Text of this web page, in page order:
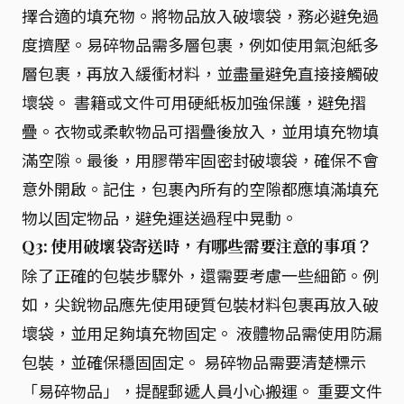
擇合適的填充物。將物品放入破壞袋，務必避免過
度擠壓。易碎物品需多層包裹，例如使用氣泡紙多
層包裹，再放入緩衝材料，並盡量避免直接接觸破
壞袋。 書籍或文件可用硬紙板加強保護，避免摺
疊。衣物或柔軟物品可摺疊後放入，並用填充物填
滿空隙。最後，用膠帶牢固密封破壞袋，確保不會
意外開啟。記住，包裹內所有的空隙都應填滿填充
物以固定物品，避免運送過程中晃動。
Q3: 使用破壞袋寄送時，有哪些需要注意的事項？
除了正確的包裝步驟外，還需要考慮一些細節。例
如，尖銳物品應先使用硬質包裝材料包裹再放入破
壞袋，並用足夠填充物固定。 液體物品需使用防漏
包裝，並確保穩固固定。 易碎物品需要清楚標示
「易碎物品」，提醒郵遞人員小心搬運。 重要文件